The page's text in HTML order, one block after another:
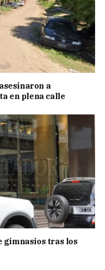
a
en plena calle
gimnasios tras los